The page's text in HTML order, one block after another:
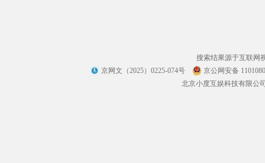
搜索结果源于互联网
京网文（2025）0225-074号
京公网安备
北京小度互娱科技有限公